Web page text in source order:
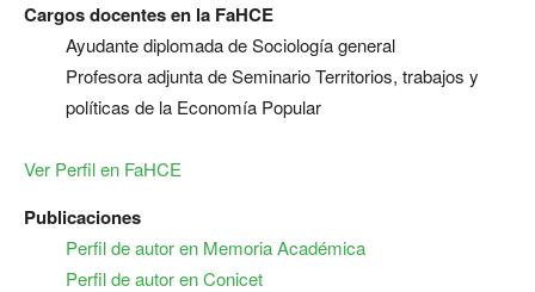
Cargos docentes en la FaHCE
Ayudante diplomada de Sociología general
Profesora adjunta de Seminario Territorios, trabajos y
políticas de la Economía Popular
Ver Perfil en FaHCE
Publicaciones
Perfil de autor en Memoria Académica
Perfil de autor en Conicet